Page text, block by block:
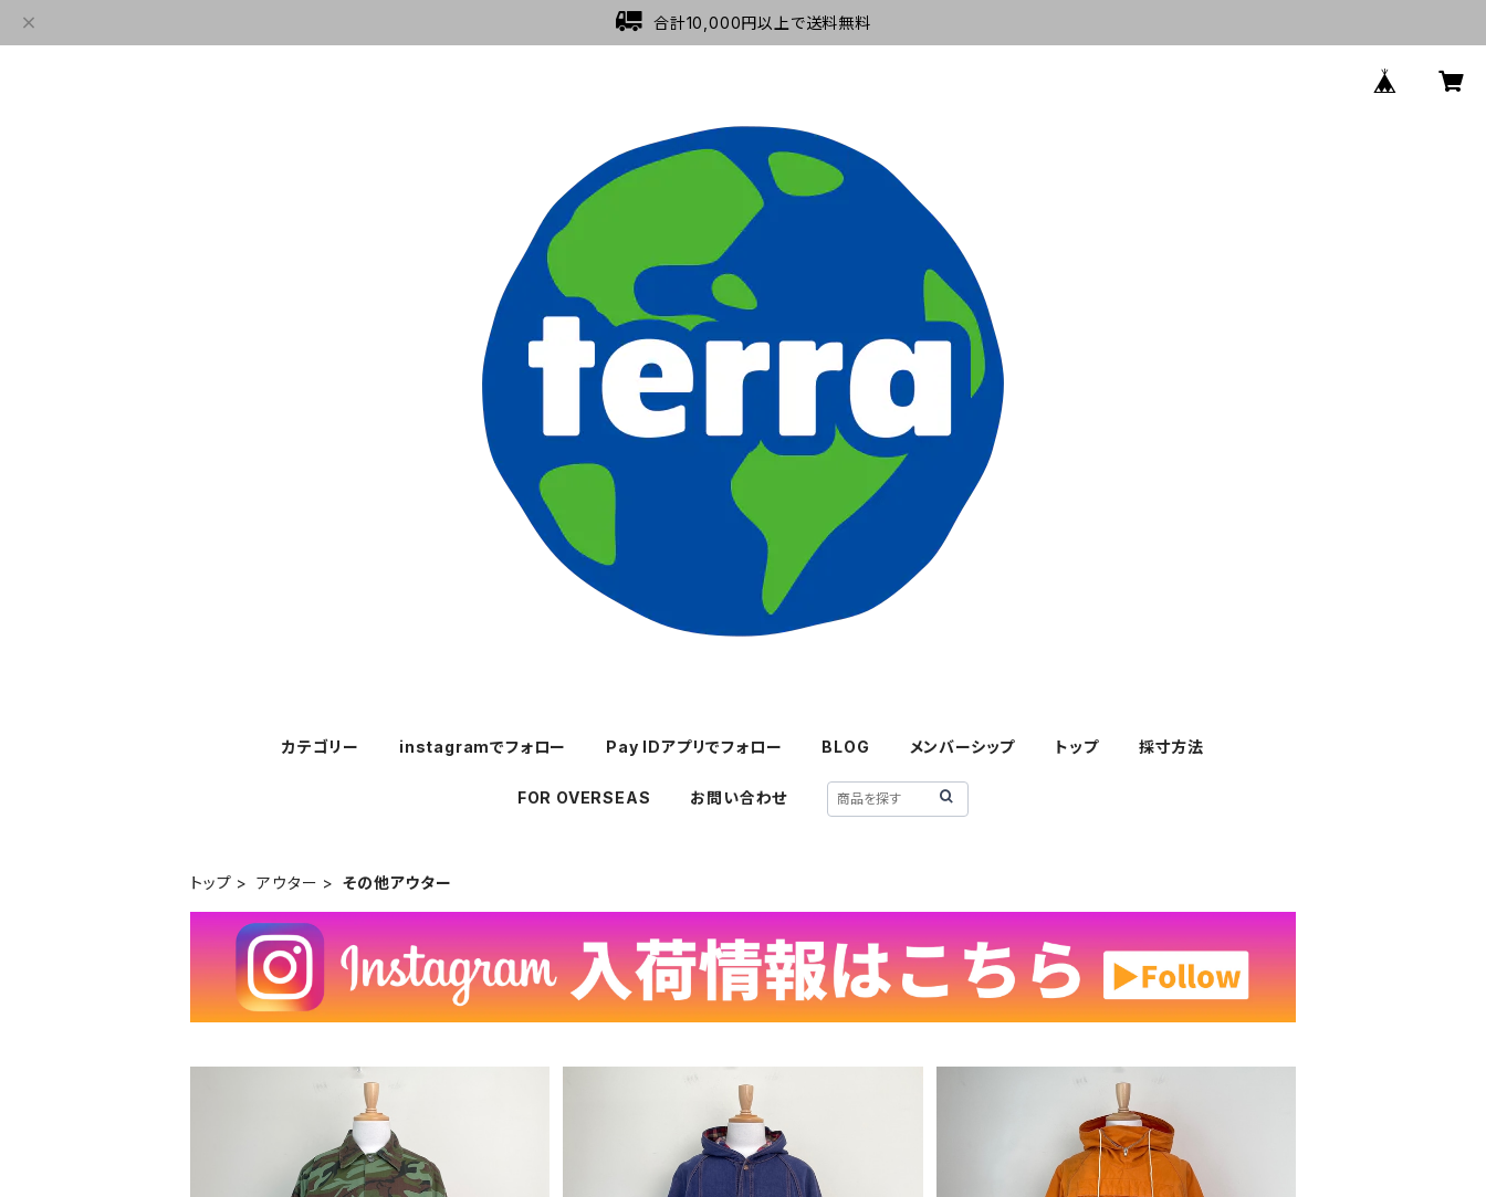
合計10,000円以上で送料無料
カテゴリー instagramでフォロー Pay IDアプリでフォロー BLOG メンバーシップ トップ 採寸方法
FOR OVERSEAS お問い合わせ
トップ アウター その他アウター